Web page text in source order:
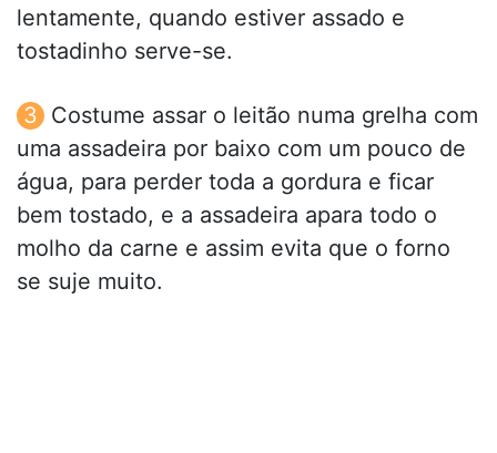
lentamente, quando estiver assado e
tostadinho serve-se.
Costume assar o leitão numa grelha com
uma assadeira por baixo com um pouco de
água, para perder toda a gordura e ficar
bem tostado, e a assadeira apara todo o
molho da carne e assim evita que o forno
se suje muito.